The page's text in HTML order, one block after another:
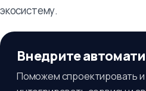
экосистему.
Внедрите
Поможем спроектировать